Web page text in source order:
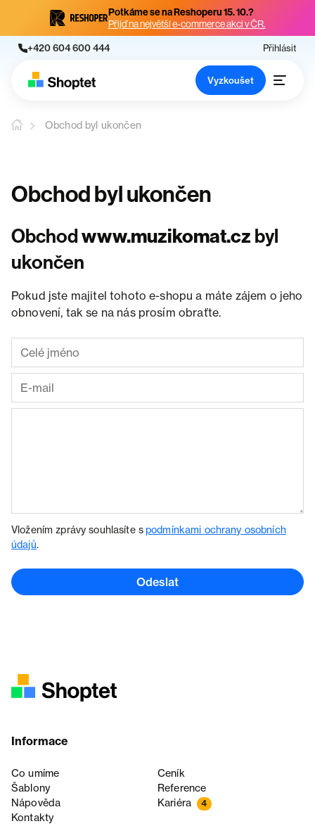
Potkáme se na Reshoperu 15. 10.?
Přijď na největší e-commerce akci v ČR.
+420 604 600 444 Přihlásit
Vyzkoušet
Obchod byl ukončen
Obchod byl ukončen
Obchodwww.muzikomat.cz byl
ukončen
Pokud jste majitel tohoto e-shopu a máte zájem o jeho
obnovení, tak se na nás prosím obraťte.
Vložením zprávy souhlasíte spodmínkami ochrany osobních
údajů.
Odeslat
Informace
Co umíme
Ceník
Šablony
Reference
Nápověda
Kariéra 4
Kontakty